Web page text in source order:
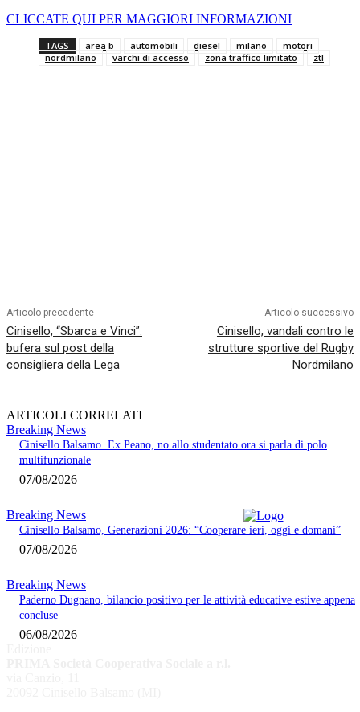
CLICCATE QUI PER MAGGIORI INFORMAZIONI
TAGS area b automobili diesel milano
motori
nordmilano
varchi di accesso zona traffico limitato ztl
Articolo precedente
Cinisello, “Sbarca e Vinci”:
bufera sul post della
consigliera della Lega
Articolo successivo
Cinisello, vandali contro le
strutture sportive del Rugby
Nordmilano
ARTICOLI CORRELATI
Breaking News
Cinisello Balsamo. Ex Peano, no allo studentato ora si parla di polo
multifunzionale
07/08/2026
Breaking News
Cinisello Balsamo, Generazioni 2026: “Cooperare ieri, oggi e domani”
07/08/2026
Breaking News
Paderno Dugnano, bilancio positivo per le attività educative estive appena
concluse
06/08/2026